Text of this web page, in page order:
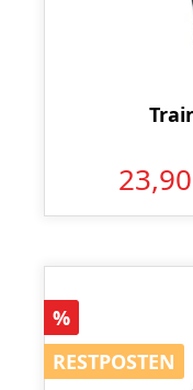
Rabatt
%
RESTPOSTEN
RESTPOSTEN